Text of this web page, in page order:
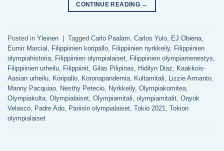
CONTINUE READING →
Posted in Yleinen Tagged Carlo Paalam, Carlos Yulo, EJ Obiena,
Eumir Marcial , Filippiinien koripallo, Filippiinien nyrkkeily, Filippiinien
olympiahistoria, Filippiinien olympialaiset, Filippiinien olympiamenestys,
Filippiinien urheilu, Filippiinit, Gilas Pilipinas, Hidilyn Diaz, Kaakkois-
Aasian urheilu, Koripallo, Koronapandemia, Kultamitali, Lizzie Armanto,
Manny Pacquiao, Nesthy Petecio, Nyrkkeily, Olympiakomitea,
Olympiakulta, Olympialaiset, Olympiamitali, olympiamitalit, Onyok
Velasco, Padre Ado, Pariisin olympialaiset, Tokio 2021, Tokion
olympialaiset